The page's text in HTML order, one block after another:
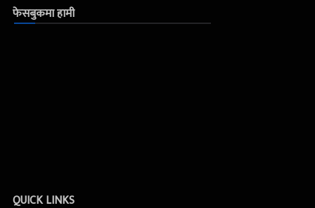
फेसबुकमा हामी
QUICK LINKS